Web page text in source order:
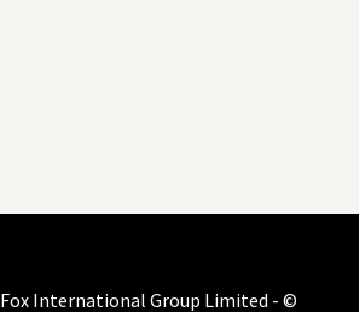
Fox International Group Limited - ©